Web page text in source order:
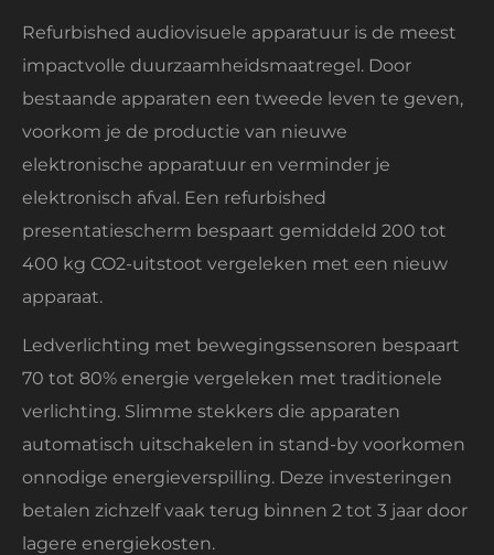
Refurbished audiovisuele apparatuur is de meest
impactvolle duurzaamheidsmaatregel. Door
bestaande apparaten een tweede leven te geven,
voorkom je de productie van nieuwe
elektronische apparatuur en verminder je
elektronisch afval. Een refurbished
presentatiescherm bespaart gemiddeld 200 tot
400 kg CO2-uitstoot vergeleken met een nieuw
apparaat.
Ledverlichting met bewegingssensoren bespaart
70 tot 80% energie vergeleken met traditionele
verlichting. Slimme stekkers die apparaten
automatisch uitschakelen in stand-by voorkomen
onnodige energieverspilling. Deze investeringen
betalen zichzelf vaak terug binnen 2 tot 3 jaar door
lagere energiekosten.